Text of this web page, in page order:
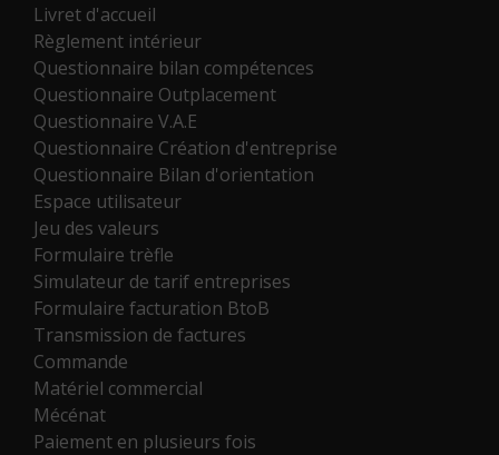
Livret d'accueil
Règlement intérieur
Questionnaire bilan compétences
Questionnaire Outplacement
Questionnaire V.A.E
Questionnaire Création d'entreprise
Questionnaire Bilan d'orientation
Espace utilisateur
Jeu des valeurs
Formulaire trèfle
Simulateur de tarif entreprises
Formulaire facturation BtoB
Transmission de factures
Commande
Matériel commercial
Mécénat
Paiement en plusieurs fois